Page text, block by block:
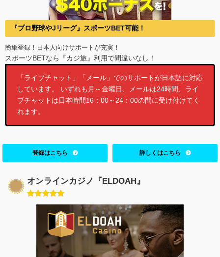
『プロ野球やJリーグ』スポーツBET可能！
簡単登録！日本人向けサポートが充実！
スポーツBETなら『カジ旅』利用で間違いなし！
「ライブチャット」「メール」でのサポートが日本語に対応
しています。 いずれも月～金曜日、メールは24時間、ライ
ブチャットは日本時間16：00～24：00の間に受け付けてく
れます。
登録はこちら 詳しくはこちら
オンラインカジノ『ELDOAH』